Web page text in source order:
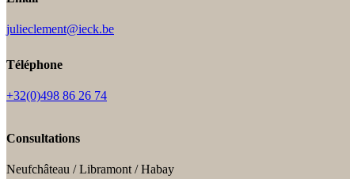
julieclement@ieck.be
Téléphone
+32(0)498 86 26 74
Consultations
Neufchâteau / Libramont / Habay